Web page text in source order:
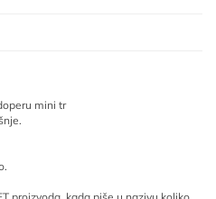
mini tr